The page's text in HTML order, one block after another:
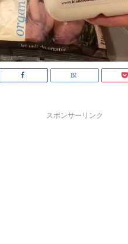
スポンサーリンク